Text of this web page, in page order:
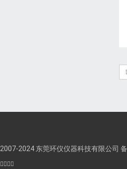
2007-2024 东莞环仪仪器科技有限公司